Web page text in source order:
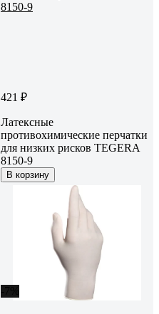
421 ₽
Латексные
противохимические перчатки
для низких рисков TEGERA
8150-9
В корзину